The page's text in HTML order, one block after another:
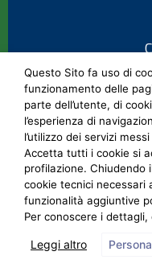
Questo Sito fa uso di
funzionamento delle
parte dell’utente, di
l’esperienza di
l’utilizzo dei servizi
Accetta tutti i cookie si
profilazione. Chiudendo
cookie tecnici necessari
funzionalità aggiuntive
Per conoscere i
Leggi altro